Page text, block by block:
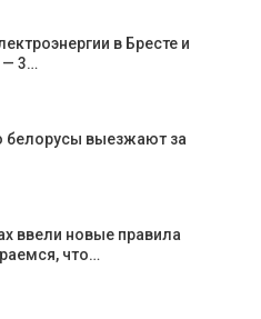
в Бресте и
— 3…
белорусы выезжают за
ввели новые правила
что…